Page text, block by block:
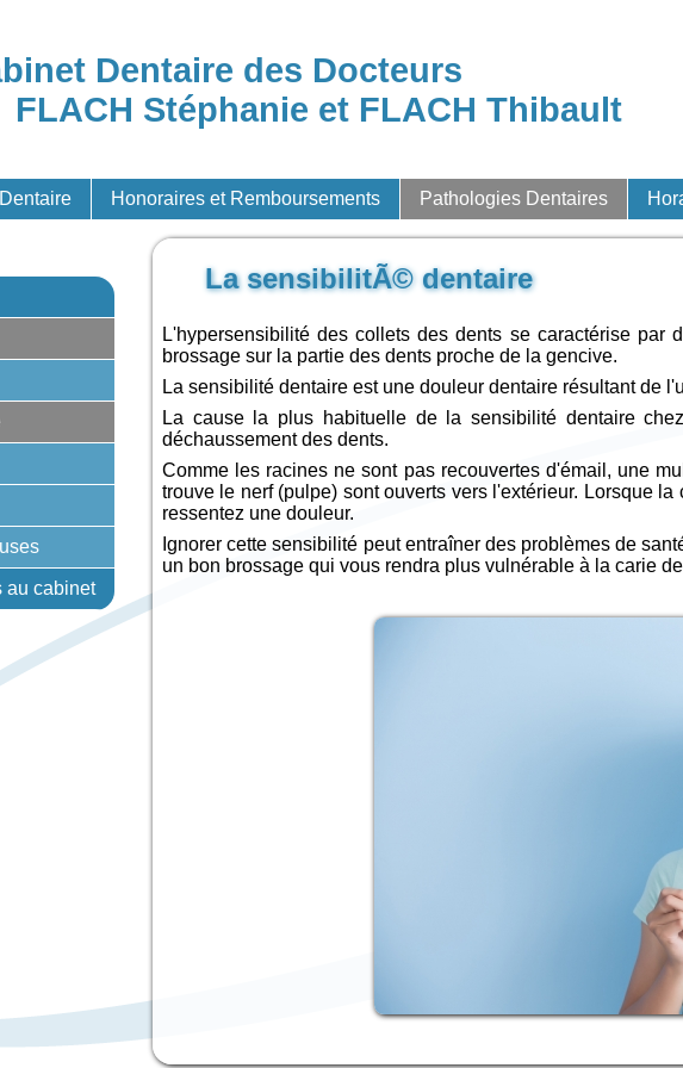
Dentaire des Docteurs
FLACH Stéphanie et FLACH Thibault
Honoraires et Remboursements Pathologies Dentaires
au cabinet
La sensibilitÃ© dentaire
L'hypersensibilité des collets des dents se caractérise
brossage sur la partie des dents proche de la gencive.
La sensibilité dentaire est une douleur dentaire résultant de
La cause la plus habituelle de la sensibilité dentaire
déchaussement des dents.
Comme les racines ne sont pas recouvertes d'émail, une
trouve le nerf (pulpe) sont ouverts vers l'extérieur. Lorsque
ressentez une douleur.
Ignorer cette sensibilité peut entraîner des problèmes de
un bon brossage qui vous rendra plus vulnérable à la carie